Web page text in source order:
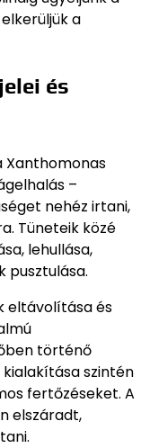
a
és
Xanthomonas
–
nehéz irtani,
Tüneteik közé
lehullása,
pusztulása.
eltávolítása és
történő
szintén
fertőzéseket. A
elszáradt,